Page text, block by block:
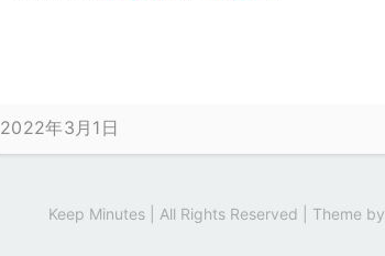
2022年3月1日
Keep Minutes | All Rights Reserved | Theme by